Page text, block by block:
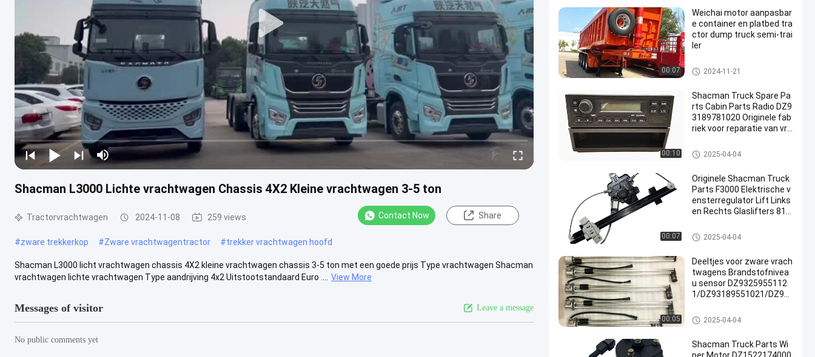
Shacman L3000 Lichte vrachtwagen Chassis 4X2 Kleine vrachtwagen 3-5 ton
Tractorvrachtwagen 2024-11-08 259 views Contact Now Share
#zware trekkerkop #Zware vrachtwagentractor #trekker vrachtwagen hoofd
Shacman L3000 licht vrachtwagen chassis 4X2 kleine vrachtwagen chassis 3-5 ton met een goede prijs Type vrachtwagen Shacman
vrachtwagen lichte vrachtwagen Type aandrijving 4x2 Uitstootstandaard Euro ....
View More
Messages of visitor Leave a message
No public comments yet
00:07
Weichai motor aanpasbar
e container en platbed tra
ctor dump truck semi-trai
ler
Tractorvrachtwagen
2024-11-21
00:10
Shacman Truck Spare Pa
rts Cabin Parts Radio DZ9
3189781020 Originele fab
riek voor reparatie van vra
De Vervangstukken van de Sh
acmanvrachtwagen
2025-04-04
00:07
Originele Shacman Truck
Parts F3000 Elektrische v
ensterregulator Lift Links
en Rechts Glaslifters 81.6
s
De Vervangstukken van de Sh
acmanvrachtwagen
2025-04-04
00:05
Deeltjes voor zware vrach
twagens Brandstofnivea
u sensor DZ9325955112
1/DZ93189551021/DZ93
n Truck vervanging
De Vervangstukken van de Sh
acmanvrachtwagen
2025-04-04
Shacman Truck Parts Wi